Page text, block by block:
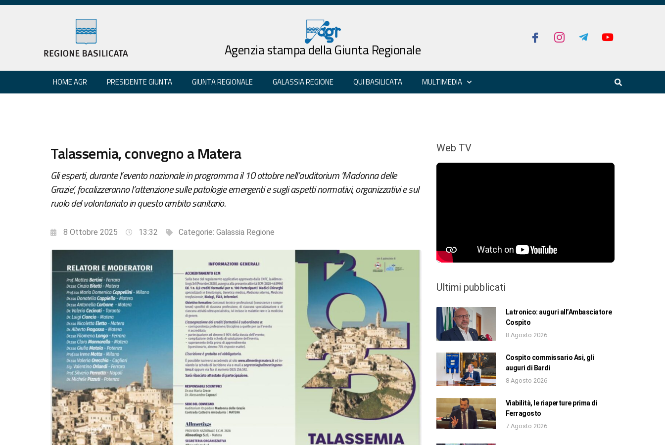
Agenzia stampa della Giunta Regionale
HOME AGR PRESIDENTE GIUNTA GIUNTA REGIONALE GALASSIA REGIONE QUI BASILICATA MULTIMEDIA
Talassemia, convegno a Matera
Gli esperti, durante l’evento nazionale in programma il 10 ottobre nell’auditorium ‘Madonna delle
Grazie’, focalizzeranno l’attenzione sulle patologie emergenti e sugli aspetti normativi, organizzativi e sul
ruolo del volontariato in questo ambito sanitario.
8 Ottobre 2025 13:32 Categorie: Galassia Regione
Web TV
Ultimi pubblicati
Latronico: auguri all’Ambasciatore
Cospito
8 Agosto 2026
Cospito commissario Asi, gli
auguri di Bardi
8 Agosto 2026
Viabilità, le riaperture prima di
Ferragosto
7 Agosto 2026